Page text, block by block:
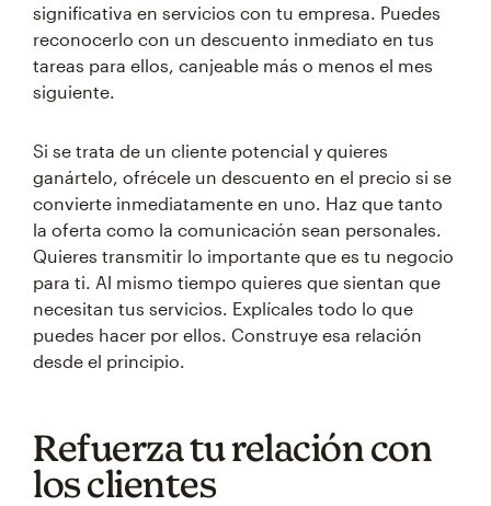
significativa en servicios con tu empresa. Puedes
reconocerlo con un descuento inmediato en tus
tareas para ellos, canjeable más o menos el mes
siguiente.
Si se trata de un cliente potencial y quieres
ganártelo, ofrécele un descuento en el precio si se
convierte inmediatamente en uno. Haz que tanto
la oferta como la comunicación sean personales.
Quieres transmitir lo importante que es tu negocio
para ti. Al mismo tiempo quieres que sientan que
necesitan tus servicios. Explícales todo lo que
puedes hacer por ellos. Construye esa relación
desde el principio.
Refuerza tu relación con
los clientes